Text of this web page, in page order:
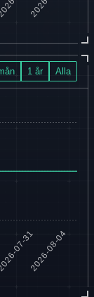
1 år Alla